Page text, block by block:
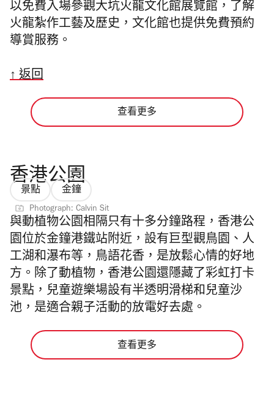
以免費入場參觀大坑火龍文化館展覽館，了解
火龍紮作工藝及歷史，文化館也提供免費預約
導賞服務。
↑ 返回
查看更多
香港公園
景點 金鐘
Photograph: Calvin Sit
與動植物公園相隔只有十多分鐘路程，香港公
園位於金鐘港鐵站附近，設有巨型觀鳥園、人
工湖和瀑布等，鳥語花香，是放鬆心情的好地
方。除了動植物，香港公園還隱藏了彩虹打卡
景點，兒童遊樂場設有半透明滑梯和兒童沙
池，是適合親子活動的放電好去處。
查看更多